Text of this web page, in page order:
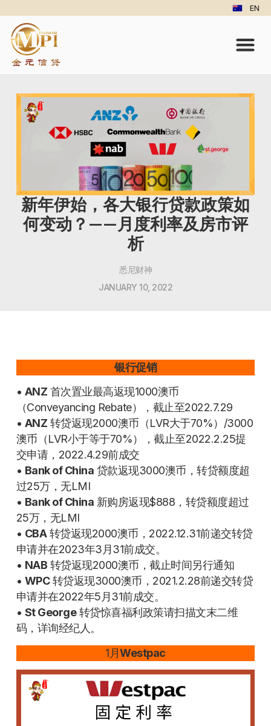
EN
新年伊始，各大银行贷款政策如
何变动？——月度利率及房市评
析
悉尼财神
JANUARY 10, 2022
银行促销
• ANZ 首次置业最高返现1000澳币
（Conveyancing Rebate），截止至2022.7.29
• ANZ 转贷返现2000澳币（LVR大于70%）/3000
澳币（LVR小于等于70%），截止至2022.2.25提
交申请，2022.4.29前成交
• Bank of China 贷款返现3000澳币，转贷额度超
过25万，无LMI
• Bank of China 新购房返现$888，转贷额度超过
25万，无LMI
• CBA转贷返现2000澳币，2022.12.31前递交转贷
申请并在2023年3月31前成交。
• NAB 转贷返现2000澳币，截止时间另行通知
• WPC转贷返现3000澳币，2021.2.28前递交转贷
申请并在2022年5月31前成交。
• St George转贷惊喜福利政策请扫描文末二维
码，详询经纪人。
1月Westpac